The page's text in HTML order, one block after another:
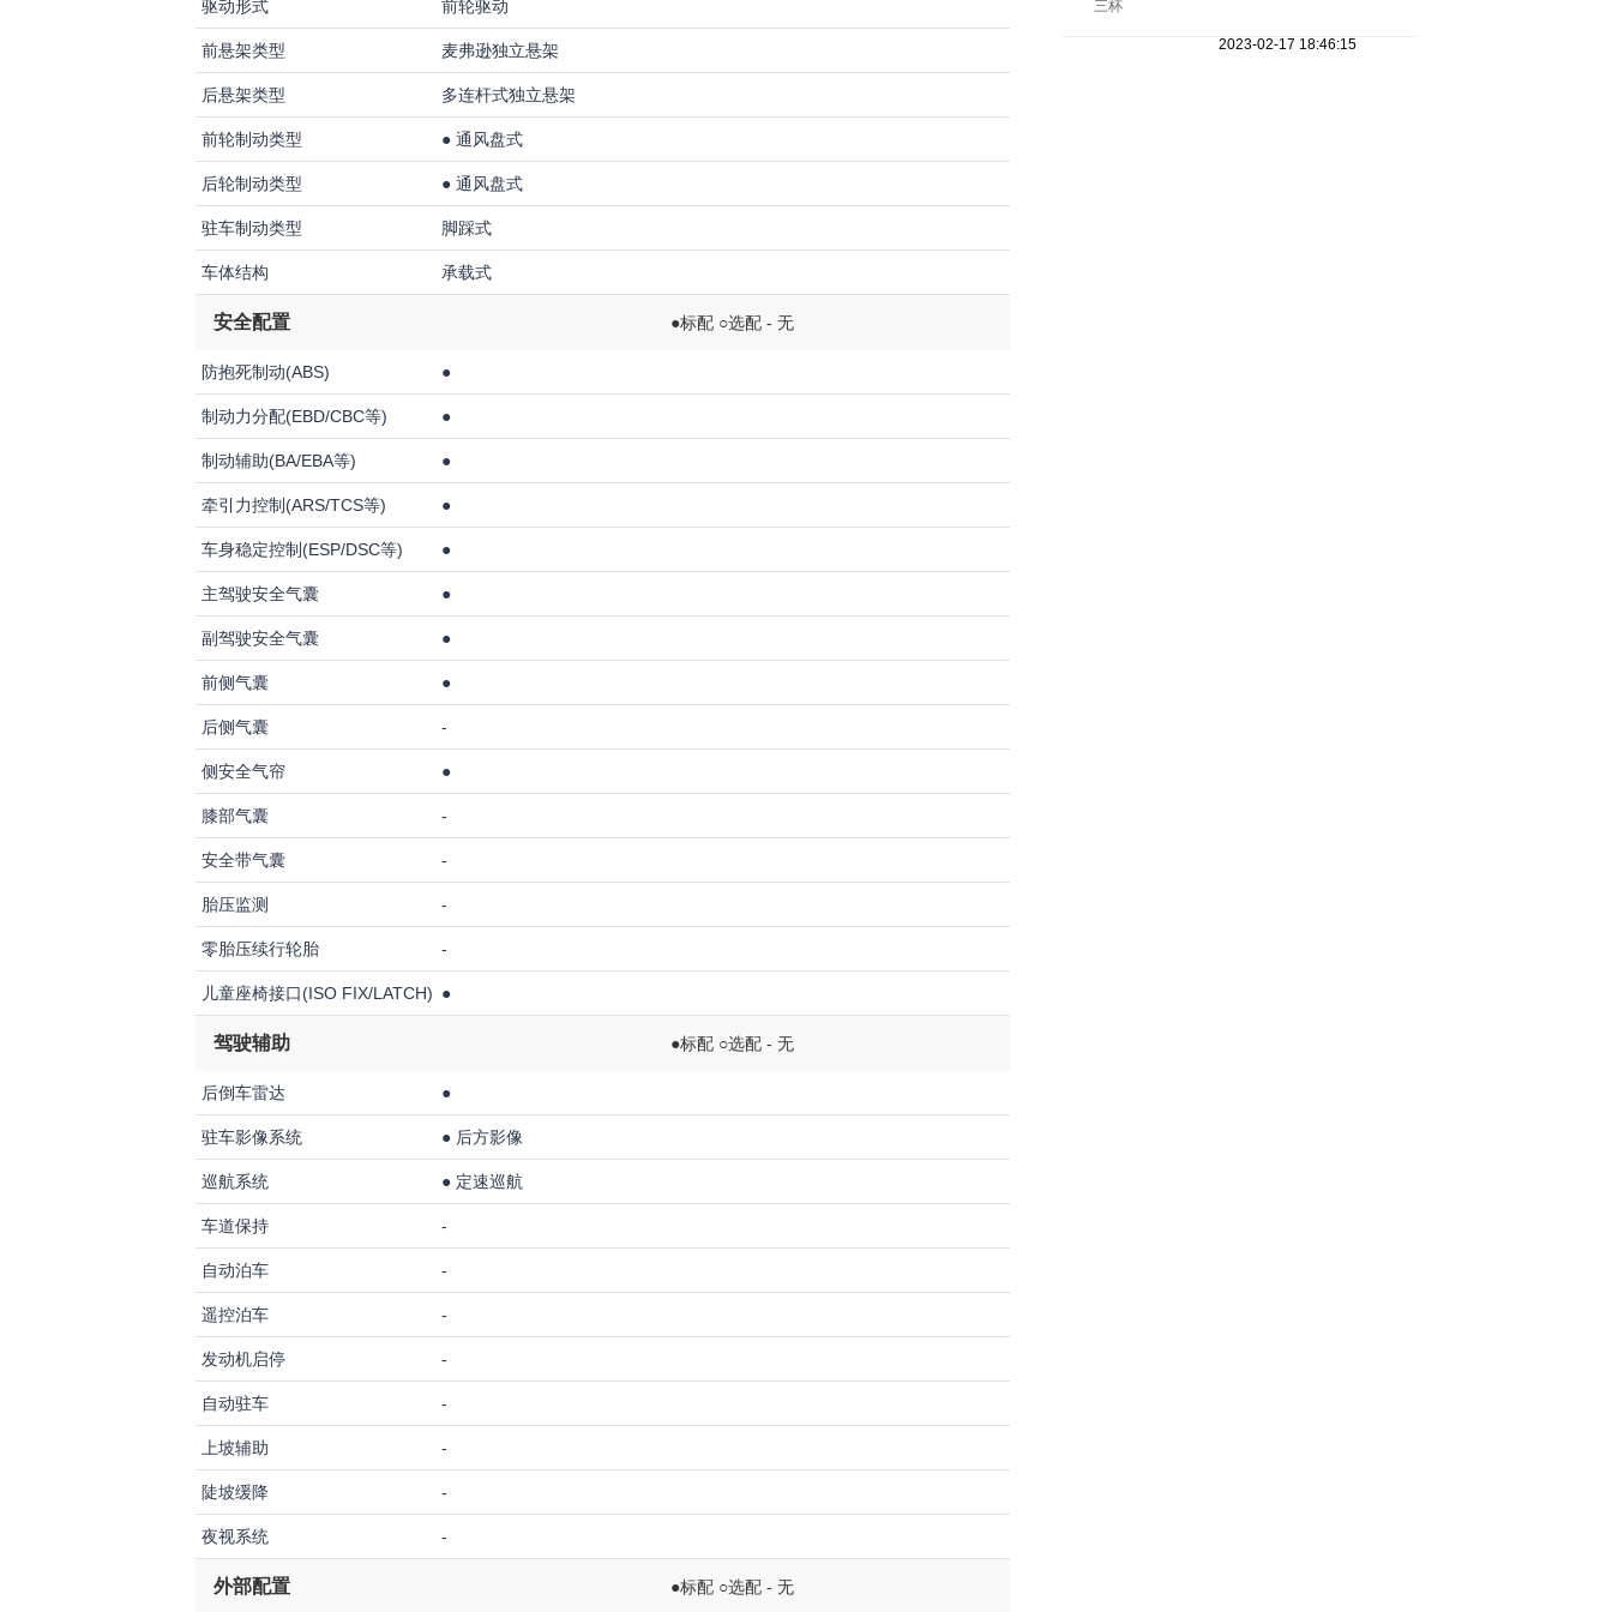
驱动形式 前轮驱动
前悬架类型 麦弗逊独立悬架
后悬架类型 多连杆式独立悬架
前轮制动类型 ● 通风盘式
后轮制动类型 ● 通风盘式
驻车制动类型 脚踩式
车体结构 承载式
安全配置 ●标配 ○选配 - 无
防抱死制动(ABS) ●
制动力分配(EBD/CBC等) ●
制动辅助(BA/EBA等) ●
牵引力控制(ARS/TCS等) ●
车身稳定控制(ESP/DSC等) ●
主驾驶安全气囊 ●
副驾驶安全气囊 ●
前侧气囊 ●
后侧气囊 -
侧安全气帘 ●
膝部气囊 -
安全带气囊 -
胎压监测 -
零胎压续行轮胎 -
儿童座椅接口(ISO FIX/LATCH) ●
驾驶辅助 ●标配 ○选配 - 无
后倒车雷达 ●
驻车影像系统 ● 后方影像
巡航系统 ● 定速巡航
车道保持 -
自动泊车 -
遥控泊车 -
发动机启停 -
自动驻车 -
上坡辅助 -
陡坡缓降 -
夜视系统 -
外部配置 ●标配 ○选配 - 无
三杯
2023-02-17 18:46:15